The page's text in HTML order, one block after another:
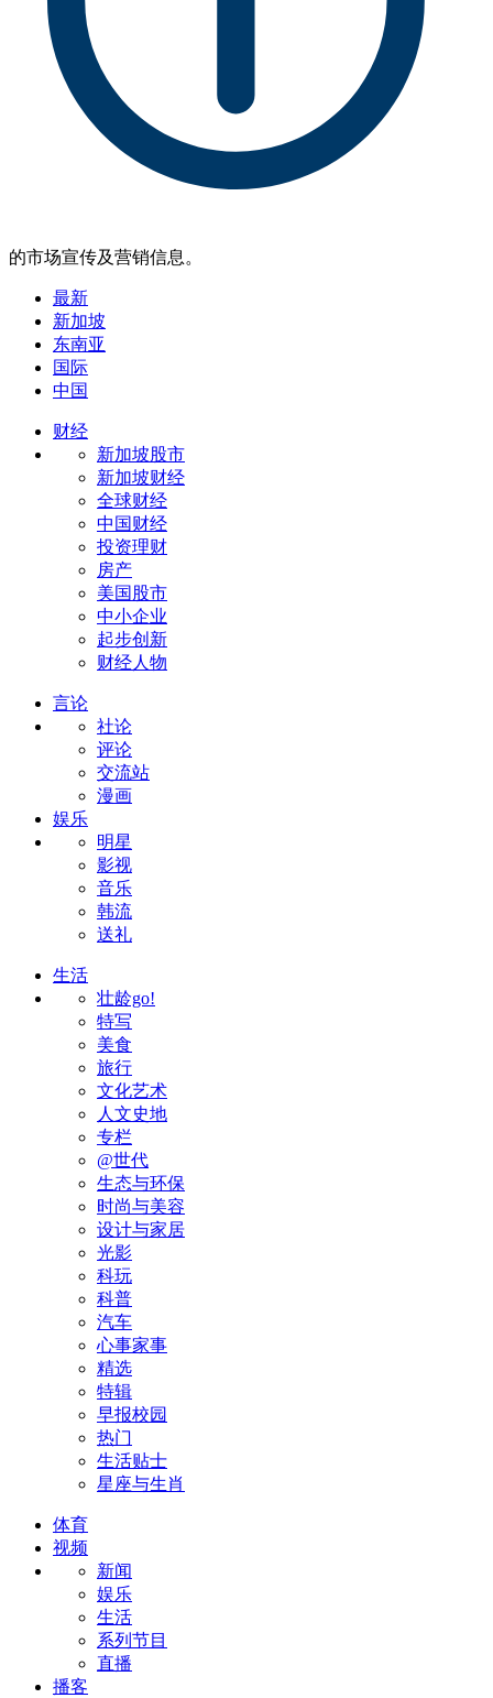
的市场宣传及营销信息。
最新
新加坡
东南亚
国际
中国
财经
新加坡股市
新加坡财经
全球财经
中国财经
投资理财
房产
美国股市
中小企业
起步创新
财经人物
言论
社论
评论
交流站
漫画
娱乐
明星
影视
音乐
韩流
送礼
生活
壮龄go!
特写
美食
旅行
文化艺术
人文史地
专栏
@世代
生态与环保
时尚与美容
设计与家居
光影
科玩
科普
汽车
心事家事
精选
特辑
早报校园
热门
生活贴士
星座与生肖
体育
视频
新闻
娱乐
生活
系列节目
直播
播客